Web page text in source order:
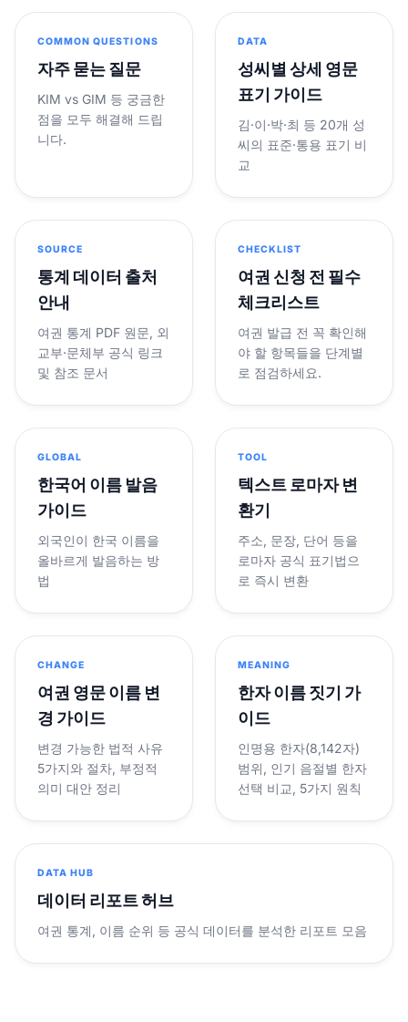
COMMON QUESTIONS
자주 묻는 질문
KIM vs GIM 등 궁금한
점을 모두 해결해 드립
니다.
DATA
성씨별 상세 영문
표기 가이드
김·이·박·최 등 20개 성
씨의 표준·통용 표기 비
교
SOURCE
통계 데이터 출처
안내
여권 통계 PDF 원문, 외
교부·문체부 공식 링크
및 참조 문서
CHECKLIST
여권 신청 전 필수
체크리스트
여권 발급 전 꼭 확인해
야 할 항목들을 단계별
로 점검하세요.
GLOBAL
한국어 이름 발음
가이드
외국인이 한국 이름을
올바르게 발음하는 방
법
TOOL
텍스트 로마자 변
환기
주소, 문장, 단어 등을
로마자 공식 표기법으
로 즉시 변환
CHANGE
여권 영문 이름 변
경 가이드
변경 가능한 법적 사유
5가지와 절차, 부정적
의미 대안 정리
MEANING
한자 이름 짓기 가
이드
인명용 한자(8,142자)
범위, 인기 음절별 한자
선택 비교, 5가지 원칙
DATA HUB
데이터 리포트 허브
여권 통계, 이름 순위 등 공식 데이터를 분석한 리포트 모음